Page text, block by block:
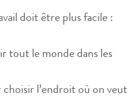
doit être plus facile :
tout le monde dans les
l’endroit où on veut